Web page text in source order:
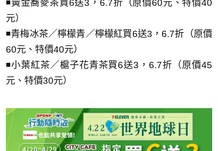
◾黃金蕎麥茶買6送3，6.7折（原價60元、特價40
元）
◾青梅冰茶／檸檬青／檸檬紅買6送3，6.7折（原價
60元、特價40元）
◾小葉紅茶／槴子花青茶買6送3，6.7折（原價45
元、特價30元）